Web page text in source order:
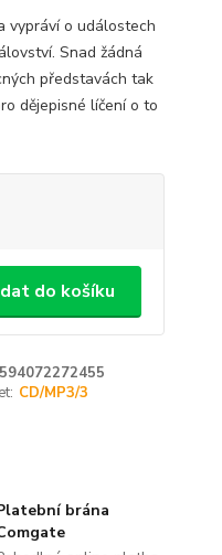
vypráví o událostech
Snad žádná
představách tak
dějepisné líčení o to
do košíku
CD/MP3/3
brána